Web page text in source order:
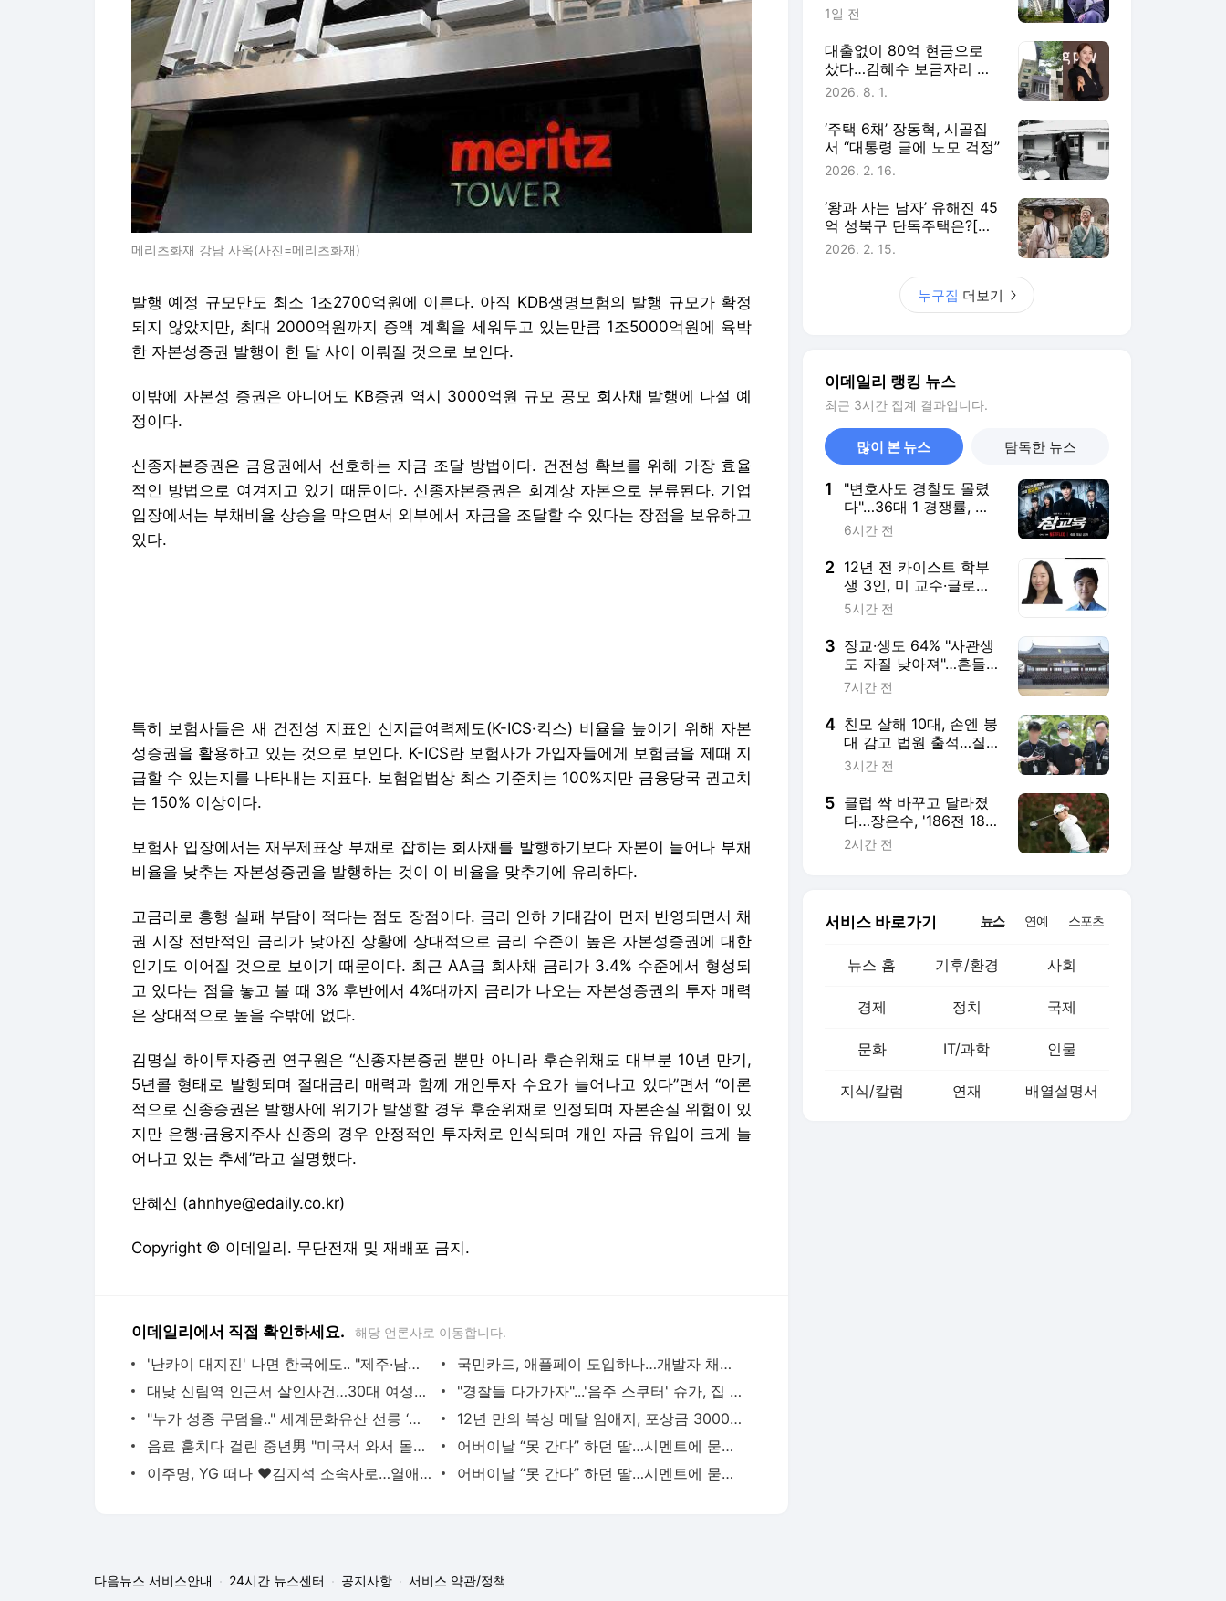
메리츠화재 강남 사옥(사진=메리츠화재)
발행 예정 규모만도 최소 1조2700억원에 이른다. 아직 KDB생명보험의 발행 규모가 확정
되지 않았지만, 최대 2000억원까지 증액 계획을 세워두고 있는만큼 1조5000억원에 육박
한 자본성증권 발행이 한 달 사이 이뤄질 것으로 보인다.
이밖에 자본성 증권은 아니어도 KB증권 역시 3000억원 규모 공모 회사채 발행에 나설 예
정이다.
신종자본증권은 금융권에서 선호하는 자금 조달 방법이다. 건전성 확보를 위해 가장 효율
적인 방법으로 여겨지고 있기 때문이다. 신종자본증권은 회계상 자본으로 분류된다. 기업
입장에서는 부채비율 상승을 막으면서 외부에서 자금을 조달할 수 있다는 장점을 보유하고
있다.
특히 보험사들은 새 건전성 지표인 신지급여력제도(K-ICS·킥스) 비율을 높이기 위해 자본
성증권을 활용하고 있는 것으로 보인다. K-ICS란 보험사가 가입자들에게 보험금을 제때 지
급할 수 있는지를 나타내는 지표다. 보험업법상 최소 기준치는 100%지만 금융당국 권고치
는 150% 이상이다.
보험사 입장에서는 재무제표상 부채로 잡히는 회사채를 발행하기보다 자본이 늘어나 부채
비율을 낮추는 자본성증권을 발행하는 것이 이 비율을 맞추기에 유리하다.
고금리로 흥행 실패 부담이 적다는 점도 장점이다. 금리 인하 기대감이 먼저 반영되면서 채
권 시장 전반적인 금리가 낮아진 상황에 상대적으로 금리 수준이 높은 자본성증권에 대한
인기도 이어질 것으로 보이기 때문이다. 최근 AA급 회사채 금리가 3.4% 수준에서 형성되
고 있다는 점을 놓고 볼 때 3% 후반에서 4%대까지 금리가 나오는 자본성증권의 투자 매력
은 상대적으로 높을 수밖에 없다.
김명실 하이투자증권 연구원은 “신종자본증권 뿐만 아니라 후순위채도 대부분 10년 만기,
5년콜 형태로 발행되며 절대금리 매력과 함께 개인투자 수요가 늘어나고 있다”면서 “이론
적으로 신종증권은 발행사에 위기가 발생할 경우 후순위채로 인정되며 자본손실 위험이 있
지만 은행·금융지주사 신종의 경우 안정적인 투자처로 인식되며 개인 자금 유입이 크게 늘
어나고 있는 추세”라고 설명했다.
안혜신 (ahnhye@edaily.co.kr)
Copyright © 이데일리. 무단전재 및 재배포 금지.
이데일리에서 직접 확인하세요. 해당 언론사로 이동합니다.
'난카이 대지진' 나면 한국에도.. "제주·남해 쓰나미"
국민카드, 애플페이 도입하나…개발자 채용공고
대낮 신림역 인근서 살인사건…30대 여성이 지인 살해
"경찰들 다가가자"...'음주 스쿠터' 슈가, 집 앞 인도서 꽈당
"누가 성종 무덤을.." 세계문화유산 선릉 ‘뻥’ 뚫렸다
12년 만의 복싱 메달 임애지, 포상금 3000만원 받아
음료 훔치다 걸린 중년男 "미국서 와서 몰랐다" 황당 해명
어버이날 “못 간다” 하던 딸…시멘트에 묻혀 있었다 [그해 오늘]
이주명, YG 떠나 ♥김지석 소속사로…열애 인정→이적까지 [공식]
어버이날 “못 간다” 하던 딸…시멘트에 묻혀 있었다 [그해 오늘]
구집]
1일 전
대출없이 80억 현금으로
샀다…김혜수 보금자리 어
디[누구집]
2026. 8. 1.
‘주택 6채’ 장동혁, 시골집
서 “대통령 글에 노모 걱정”
2026. 2. 16.
‘왕과 사는 남자’ 유해진 45
억 성북구 단독주택은?[누
구집]
2026. 2. 15.
누구집 더보기
이데일리 랭킹 뉴스
최근 3시간 집계 결과입니다.
많이 본 뉴스 탐독한 뉴스
1
"변호사도 경찰도 몰렸
다"…36대 1 경쟁률, 안
민석 "더 뽑을까"
6시간 전
2 12년 전 카이스트 학부
생 3인, 미 교수·글로벌
제약사 인재로 '우뚝'
5시간 전
3 장교·생도 64% "사관생
도 자질 낮아져"…흔들
리는 ‘엘리트 장교 산실’
7시간 전
4 친모 살해 10대, 손엔 붕
대 감고 법원 출석…질
문엔 침묵
3시간 전
5 클럽 싹 바꾸고 달라졌
다…장은수, '186전 187
기' KLPGA투어 감격 첫
2시간 전
서비스 바로가기 뉴스 연예 스포츠
뉴스 홈 기후/환경 사회
경제 정치 국제
문화 IT/과학 인물
지식/칼럼 연재 배열설명서
다음뉴스 서비스안내 24시간 뉴스센터 공지사항
서비스 약관/정책